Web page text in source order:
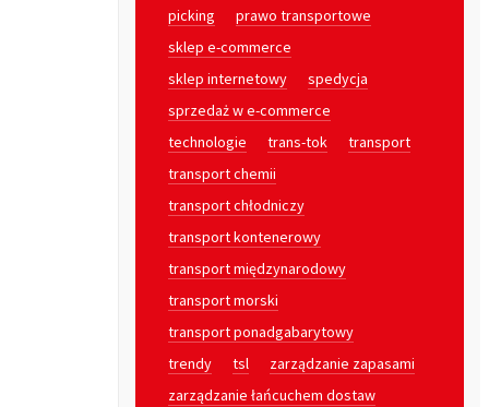
picking
prawo transportowe
sklep e-commerce
sklep internetowy
spedycja
sprzedaż w e-commerce
technologie
trans-tok
transport
transport chemii
transport chłodniczy
transport kontenerowy
transport międzynarodowy
transport morski
transport ponadgabarytowy
trendy
tsl
zarządzanie zapasami
zarządzanie łańcuchem dostaw